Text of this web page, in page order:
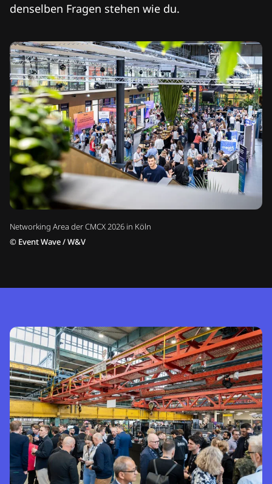
Networking Area der CMCX 2026 in Köln
© Event Wave / W&V
denselben Fragen stehen wie du.